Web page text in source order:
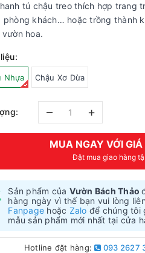
tú chậu treo thích hợp trang
phòng khách… hoặc trồng thành
hoa.
Nhựa Chậu Xơ Dừa
– +
MUA NGAY VỚI GIÁ
Đặt mua giao hàng
Sản phẩm của Vườn Bách Thảo
hàng ngày vì thế bạn vui lòng
Fanpage hoặc Zalo để chúng tôi
mẫu sản phẩm mới nhất tại cửa
Hotline đặt hàng: 093 2627